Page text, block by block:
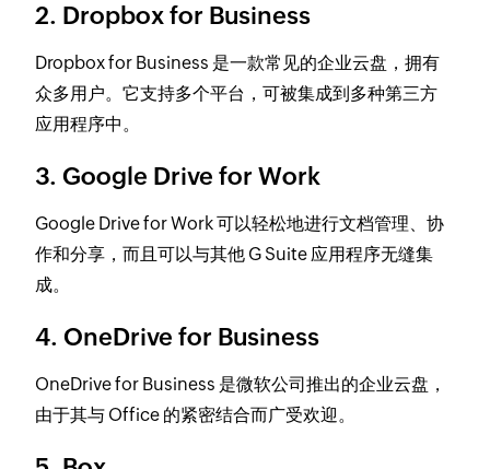
2. Dropbox for Business
Dropbox for Business 是一款常见的企业云盘，拥有
众多用户。它支持多个平台，可被集成到多种第三方
应用程序中。
3. Google Drive for Work
Google Drive for Work 可以轻松地进行文档管理、协
作和分享，而且可以与其他 G Suite 应用程序无缝集
成。
4. OneDrive for Business
OneDrive for Business 是微软公司推出的企业云盘，
由于其与 Office 的紧密结合而广受欢迎。